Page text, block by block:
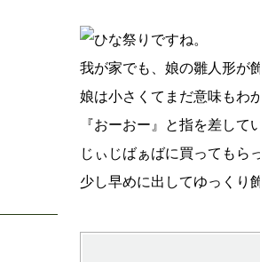
ひな祭りですね。
我が家でも、娘の雛人形が
娘は小さくてまだ意味もわ
『おーおー』と指を差して
じぃじばぁばに買ってもら
少し早めに出してゆっくり